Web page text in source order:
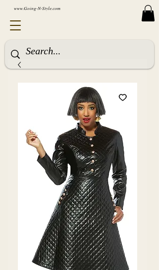
www.Going-N-Style.com